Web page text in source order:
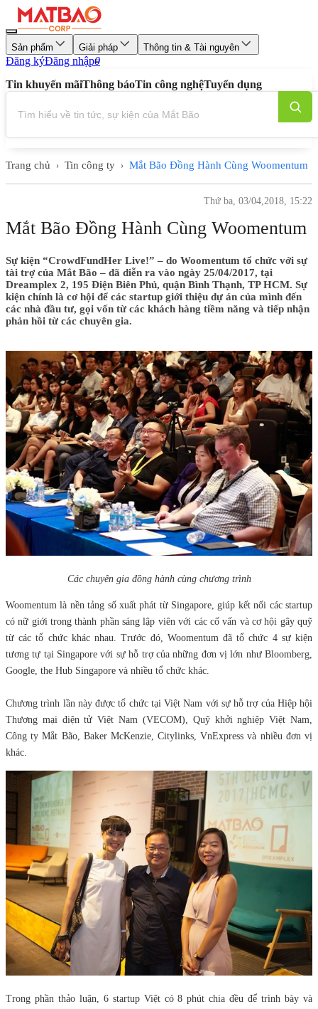
Sản phẩm Giải pháp Thông tin & Tài nguyên
Đăng kýĐăng nhập0
Tin khuyến mãiThông báoTin công nghệTuyển dụng
Trang chủ › Tin công ty › Mắt Bão Đồng Hành Cùng Woomentum
Thứ ba, 03/04,2018, 15:22
Mắt Bão Đồng Hành Cùng Woomentum
Sự kiện “CrowdFundHer Live!” – do Woomentum tổ chức với sự
tài trợ của Mắt Bão – đã diễn ra vào ngày 25/04/2017, tại
Dreamplex 2, 195 Điện Biên Phủ, quận Bình Thạnh, TP HCM. Sự
kiện chính là cơ hội để các startup giới thiệu dự án của mình đến
các nhà đầu tư, gọi vốn từ các khách hàng tiềm năng và tiếp nhận
phản hồi từ các chuyên gia.
Các chuyên gia đồng hành cùng chương trình
Woomentum là nền tảng số xuất phát từ Singapore, giúp kết nối các startup
có nữ giới trong thành phần sáng lập viên với các cố vấn và cơ hội gây quỹ
từ các tổ chức khác nhau. Trước đó, Woomentum đã tổ chức 4 sự kiện
tương tự tại Singapore với sự hỗ trợ của những đơn vị lớn như Bloomberg,
Google, the Hub Singapore và nhiều tổ chức khác.
Chương trình lần này được tổ chức tại Việt Nam với sự hỗ trợ của Hiệp hội
Thương mại điện tử Việt Nam (VECOM), Quỹ khởi nghiệp Việt Nam,
Công ty Mắt Bão, Baker McKenzie, Citylinks, VnExpress và nhiều đơn vị
khác.
Trong phần thảo luận, 6 startup Việt có 8 phút chia đều để trình bày và